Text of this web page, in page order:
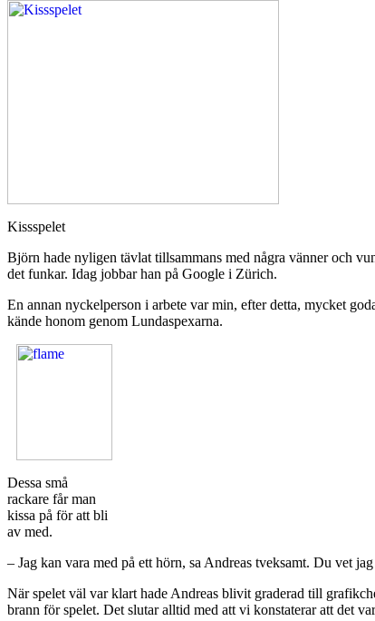
Kissspelet
Björn hade nyligen tävlat tillsammans med några vänner och
det funkar. Idag jobbar han på Google i Zürich.
En annan nyckelperson i arbete var min, efter detta, mycket
kände honom genom Lundaspexarna.
Dessa små
rackare får man
kissa på för att bli
av med.
– Jag kan vara med på ett hörn, sa Andreas tveksamt. Du vet
När spelet väl var klart hade Andreas blivit graderad till
brann för spelet. Det slutar alltid med att vi konstaterar att det